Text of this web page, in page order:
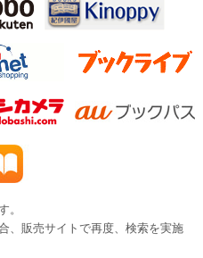
。
、販売サイトで再度、検索を実施